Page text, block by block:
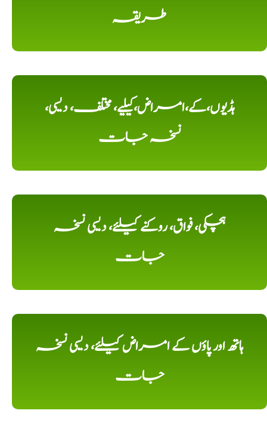
طریقہ
ہڈیوں،کے،امراض،کیلیے، مختلف، دیسی،
نسخہ جات
ہچکی، فواق، روکنے کیلئے، دیسی نسخہ
جات
ہاتھ اور پاؤں کے امراض کیلئے، دیسی نسخہ
جات